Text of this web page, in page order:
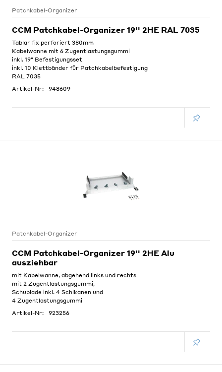
Patchkabel-Organizer
CCM Patchkabel-Organizer 19'' 2HE RAL 7035
Tablar fix perforiert 380mm
Kabelwanne mit 6 Zugentlastungsgummi
inkl. 19" Befestigungsset
inkl. 10 Klettbänder für Patchkabelbefestigung
RAL 7035
Artikel-Nr:
948609
Patchkabel-Organizer
CCM Patchkabel-Organizer 19'' 2HE Alu
ausziehbar
mit Kabelwanne, abgehend links und rechts
mit 2 Zugentlastungsgummi,
Schublade inkl. 4 Schikanen und
4 Zugentlastungsgummi
Artikel-Nr:
923256